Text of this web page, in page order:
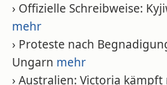
› Offizielle Schreibweise:
mehr
› Proteste nach
Ungarn mehr
› Australien: Victoria